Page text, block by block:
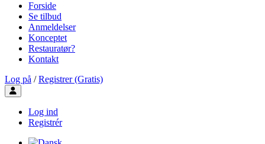
Forside
Se tilbud
Anmeldelser
Konceptet
Restauratør?
Kontakt
Log på / Registrer (Gratis)
Toggle user menu
Log ind
Registrér